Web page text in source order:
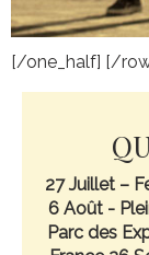
[/one_half] [/
27 Juillet –
6 Août -
Parc des